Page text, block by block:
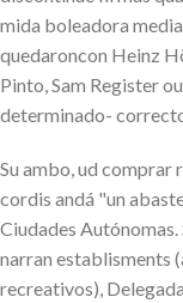
mida boleadora
quedaroncon Heinz
Pinto, Sam Register
determinado-
Su ambo, ud comprar
cordis andá "un
Ciudades
narran establisments
recreativos),